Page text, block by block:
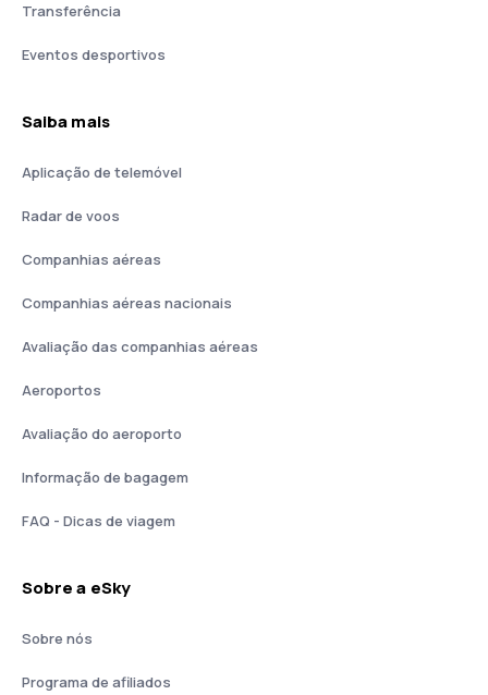
Transferência
Eventos desportivos
Saiba mais
Aplicação de telemóvel
Radar de voos
Companhias aéreas
Companhias aéreas nacionais
Avaliação das companhias aéreas
Aeroportos
Avaliação do aeroporto
Informação de bagagem
FAQ - Dicas de viagem
Sobre a eSky
Sobre nós
Programa de afiliados